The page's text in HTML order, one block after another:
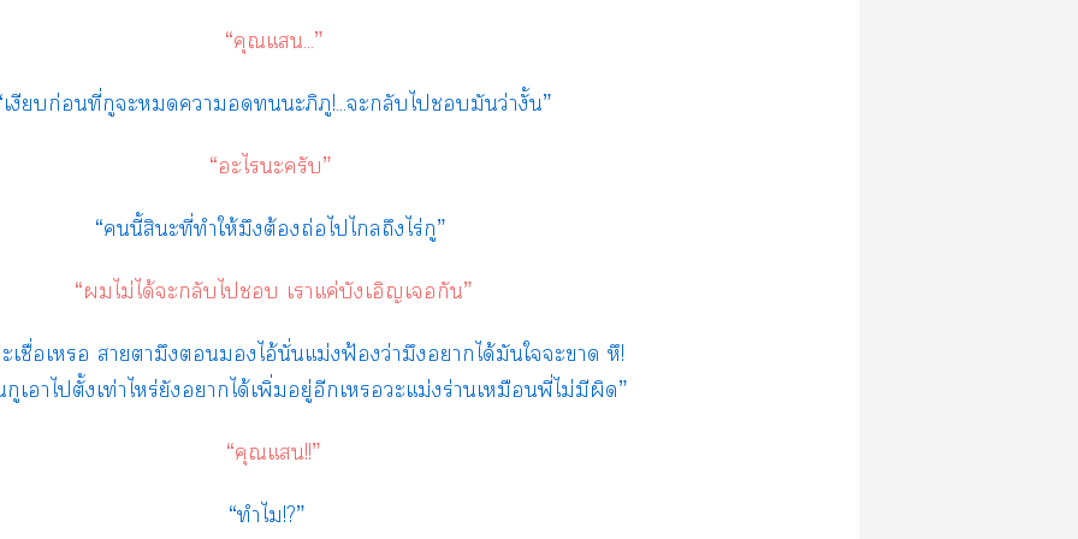
“คุณแ...”
เงียบก่อนที่กูะาะภิภู!...ะกลับไมันว่างั้น”
“ะไะครับ”
“นี้สินะที่ทำให้มึงต้องถ่อไไถึงไร่กู”
“ไม่ได้ะกลับไ เาแค่บังเอิญเกัน”
เชื่อเ าตามึงไอ้นั่นแม่งฟ้องว่ามึงาได้มันใะา หึ!
เาไตั้งเท่าไหร่ยังาได้เพิ่มอยู่อีกเะแม่งร่านเหมือนพี่ไม่มีผิด”
“คุณแ!!”
“ทำไม!?”